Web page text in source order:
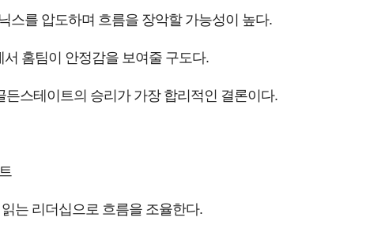
스를 압도하며 흐름을 장악할 가능성이 높다.
홈팀이 안정감을 보여줄 구도다.
스테이트의 승리가 가장 합리적인 결론이다.
는 리더십으로 흐름을 조율한다.